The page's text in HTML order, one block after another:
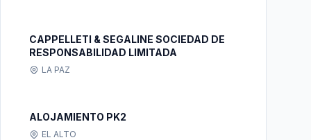
CAPPELLETI & SEGALINE SOCIEDAD DE
RESPONSABILIDAD LIMITADA
LA PAZ
ALOJAMIENTO PK2
EL ALTO